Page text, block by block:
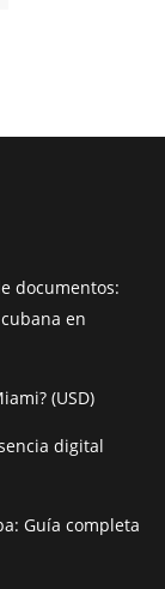
documentos:
en
(USD)
digital
Guía completa